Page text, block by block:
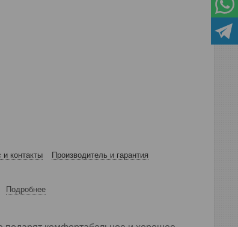
и контакты Производитель и гарантия
Подробнее